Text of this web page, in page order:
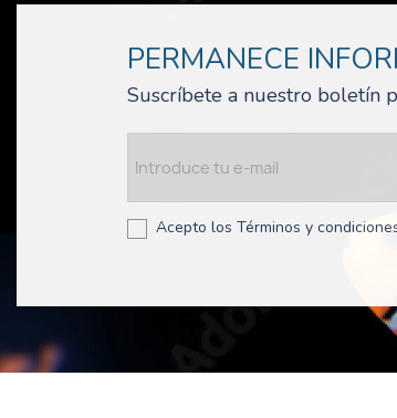
PERMANECE
Suscríbete a nuestro boletín
Acepto los Términos y